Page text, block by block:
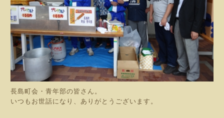
長島町会・青年部の皆さん。
いつもお世話になり、ありがとうございます。